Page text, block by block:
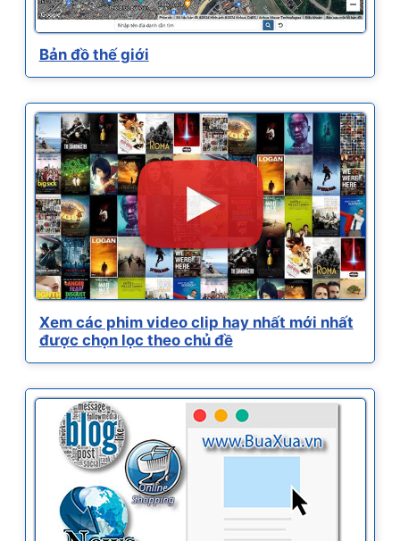
Bản đồ thế giới
Xem các phim video clip hay nhất mới nhất
được chọn lọc theo chủ đề